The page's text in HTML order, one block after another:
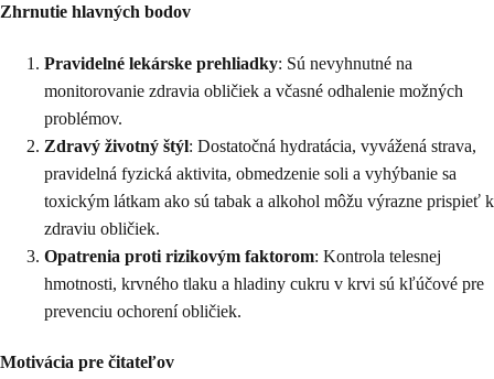
Zhrnutie hlavných bodov
Pravidelné lekárske prehliadky: Sú nevyhnutné na
monitorovanie zdravia obličiek a včasné odhalenie možných
problémov.
Zdravý životný štýl: Dostatočná hydratácia, vyvážená strava,
pravidelná fyzická aktivita, obmedzenie soli a vyhýbanie sa
toxickým látkam ako sú tabak a alkohol môžu výrazne prispieť k
zdraviu obličiek.
Opatrenia proti rizikovým faktorom: Kontrola telesnej
hmotnosti, krvného tlaku a hladiny cukru v krvi sú kľúčové pre
prevenciu ochorení obličiek.
Motivácia pre čitateľov